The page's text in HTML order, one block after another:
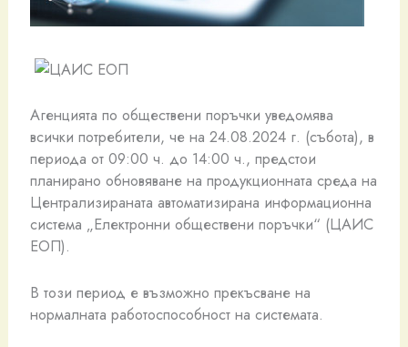
Агенцията по обществени поръчки уведомява
всички потребители, че на 24.08.2024 г. (събота), в
периода от 09:00 ч. до 14:00 ч., предстои
планирано обновяване на продукционната среда на
Централизираната автоматизирана информационна
система „Електронни обществени поръчки“ (ЦАИС
ЕОП).
В този период е възможно прекъсване на
нормалната работоспособност на системата.